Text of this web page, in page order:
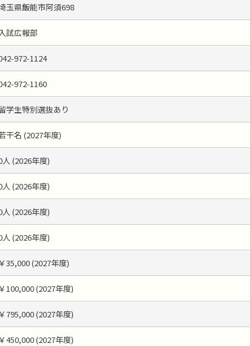
玉県飯能市阿須698
試広報部
972-1124
972-1160
学生特別選抜あり
干名 (2027年度)
人 (2026年度)
人 (2026年度)
人 (2026年度)
人 (2026年度)
35,000 (2027年度)
100,000 (2027年度)
795,000 (2027年度)
450,000 (2027年度)